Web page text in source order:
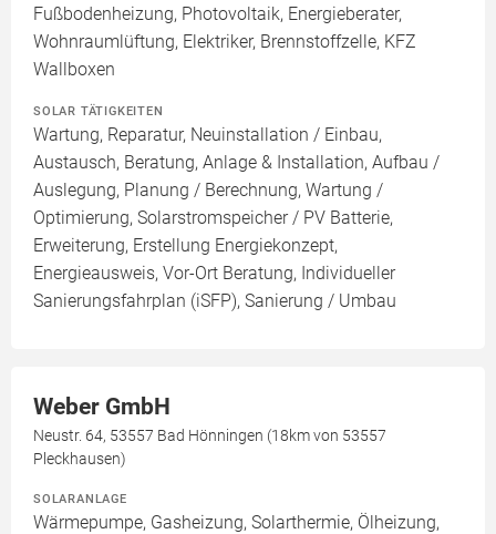
Fußbodenheizung, Photovoltaik, Energieberater,
Wohnraumlüftung, Elektriker, Brennstoffzelle, KFZ
Wallboxen
SOLAR TÄTIGKEITEN
Wartung, Reparatur, Neuinstallation / Einbau,
Austausch, Beratung, Anlage & Installation, Aufbau /
Auslegung, Planung / Berechnung, Wartung /
Optimierung, Solarstromspeicher / PV Batterie,
Erweiterung, Erstellung Energiekonzept,
Energieausweis, Vor-Ort Beratung, Individueller
Sanierungsfahrplan (iSFP), Sanierung / Umbau
Weber GmbH
Neustr. 64, 53557 Bad Hönningen (18km von 53557
Pleckhausen)
SOLARANLAGE
Wärmepumpe, Gasheizung, Solarthermie, Ölheizung,